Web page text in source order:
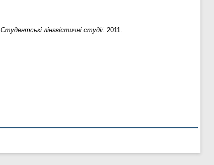
Студентські лінгвістичні студії. 2011.